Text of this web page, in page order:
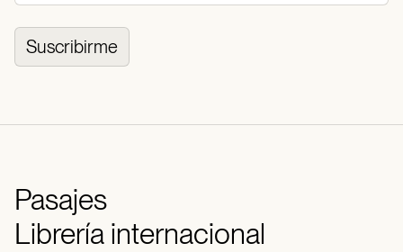
Suscribirme
Pasajes
Librería internacional